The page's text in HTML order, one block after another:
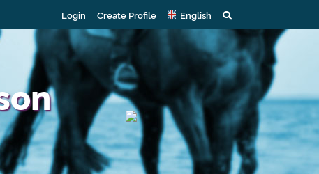
Login Create Profile English